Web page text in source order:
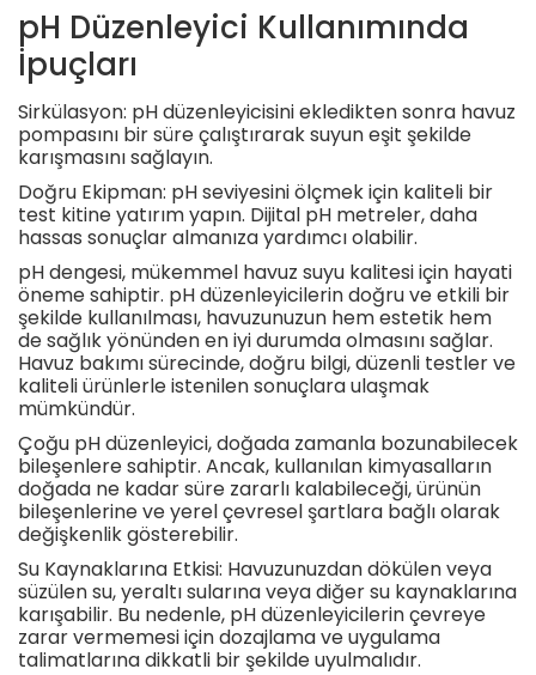
pH Düzenleyici Kullanımında
İpuçları
Sirkülasyon: pH düzenleyicisini ekledikten sonra havuz
pompasını bir süre çalıştırarak suyun eşit şekilde
karışmasını sağlayın.
Doğru Ekipman: pH seviyesini ölçmek için kaliteli bir
test kitine yatırım yapın. Dijital pH metreler, daha
hassas sonuçlar almanıza yardımcı olabilir.
pH dengesi, mükemmel havuz suyu kalitesi için hayati
öneme sahiptir. pH düzenleyicilerin doğru ve etkili bir
şekilde kullanılması, havuzunuzun hem estetik hem
de sağlık yönünden en iyi durumda olmasını sağlar.
Havuz bakımı sürecinde, doğru bilgi, düzenli testler ve
kaliteli ürünlerle istenilen sonuçlara ulaşmak
mümkündür.
Çoğu pH düzenleyici, doğada zamanla bozunabilecek
bileşenlere sahiptir. Ancak, kullanılan kimyasalların
doğada ne kadar süre zararlı kalabileceği, ürünün
bileşenlerine ve yerel çevresel şartlara bağlı olarak
değişkenlik gösterebilir.
Su Kaynaklarına Etkisi: Havuzunuzdan dökülen veya
süzülen su, yeraltı sularına veya diğer su kaynaklarına
karışabilir. Bu nedenle, pH düzenleyicilerin çevreye
zarar vermemesi için dozajlama ve uygulama
talimatlarına dikkatli bir şekilde uyulmalıdır.